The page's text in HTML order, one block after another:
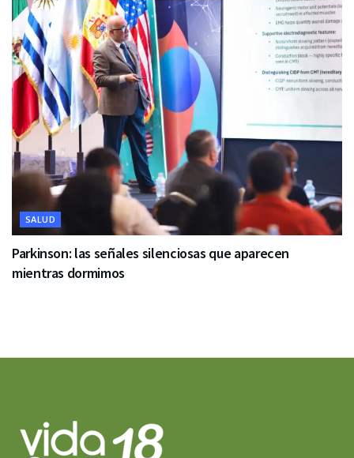
SALUD
Parkinson: las señales silenciosas que aparecen
mientras dormimos